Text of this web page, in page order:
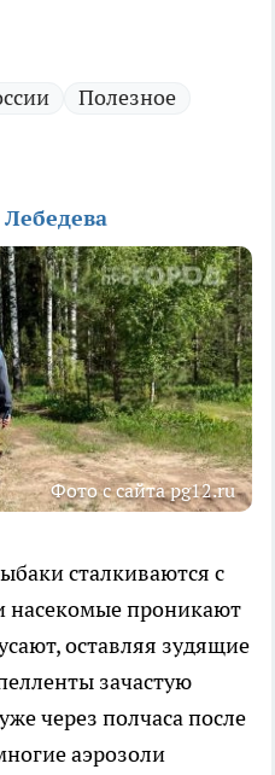
Полезное
Фото с сайта pg12.ru
сталкиваются с
проникают
оставляя зудящие
зачастую
через полчаса после
аэрозоли